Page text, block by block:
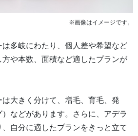
※画像はイメージです。
多岐にわたり、個人差や希望など
や本数、面積など適したプランが
大きく分けて、増毛、育毛、発
などがあります。さらに、アデラ
自分に適したプランをきっと立て